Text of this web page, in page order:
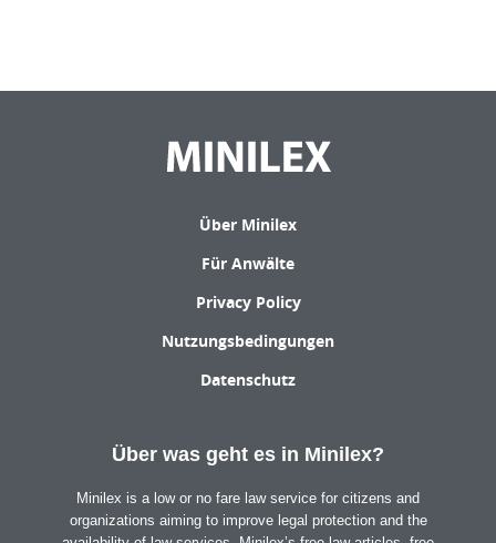
Über Minilex
Für Anwälte
Privacy Policy
Nutzungsbedingungen
Datenschutz
Über was geht es in Minilex?
Minilex is a low or no fare law service for citizens and
organizations aiming to improve legal protection and the